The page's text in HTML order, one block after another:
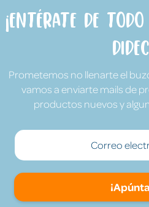
¡Entérate de
Prometemos no llenarte el
vamos a enviarte mails de
productos nuevos y